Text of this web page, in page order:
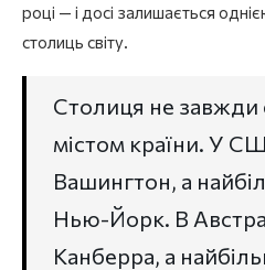
році — і досі залишається
столиць світу.
Столиця не завжди
містом країни. У
Вашингтон, а
Нью-Йорк. В
Канберра, а